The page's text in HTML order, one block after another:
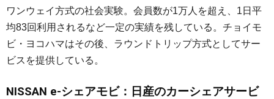
ワンウェイ方式の社会実験。会員数が1万人を超え、1日平
均83回利用されるなど一定の実績を残している。チョイモ
ビ・ヨコハマはその後、ラウンドトリップ方式としてサー
ビスを提供している。
NISSAN e-シェアモビ：日産のカーシェアサービ